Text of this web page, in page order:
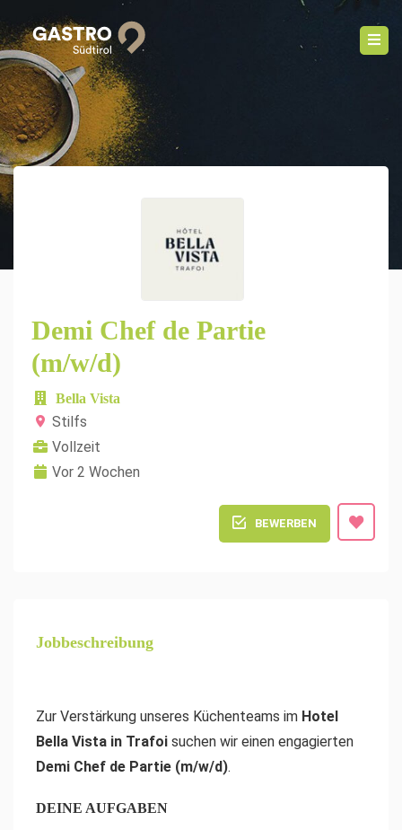
Demi Chef de Partie
(m/w/d)
Bella Vista
Stilfs
Vollzeit
Vor 2 Wochen
BEWERBEN
Jobbeschreibung
Zur Verstärkung unseres Küchenteams im Hotel
Bella Vista in Trafoi suchen wir einen engagierten
Demi Chef de Partie (m/w/d).
DEINE AUFGABEN